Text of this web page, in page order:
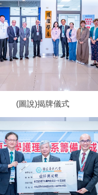
(圖說)揭牌儀式